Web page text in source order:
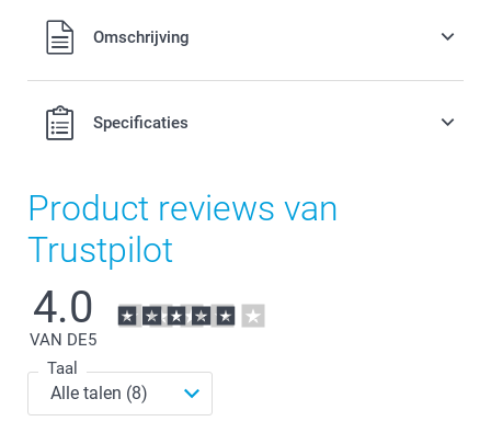
Alle prijzen zijn in EURO (€) inclusief BTW en exclusief
verzendkosten.Omschrijving
Specificaties
Product reviews van
Trustpilot
4.0
VAN DE5
Taal